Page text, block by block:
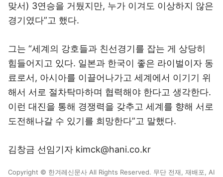
맞서) 3연승을 거뒀지만, 누가 이겨도 이상하지 않은
경기였다”고 했다.
그는 “세계의 강호들과 친선경기를 잡는 게 상당히
힘들어지고 있다. 일본과 한국이 좋은 라이벌이자 동
료로서, 아시아를 이끌어나가고 세계에서 이기기 위
해서 서로 절차탁마하며 협력해야 한다고 생각한다.
이런 대진을 통해 경쟁력을 갖추고 세계를 향해 서로
도전해나갈 수 있기를 희망한다”고 말했다.
김창금 선임기자 kimck@hani.co.kr
Copyright © 한겨레신문사 All Rights Reserved. 무단 전재, 재배포, AI